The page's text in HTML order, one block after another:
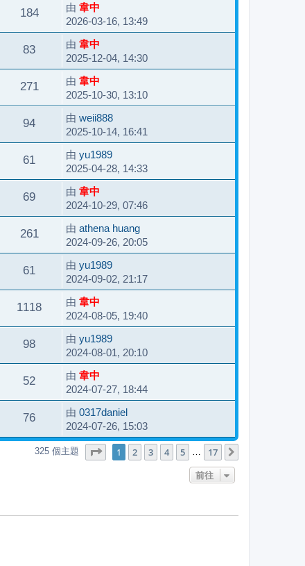
184 由 韋中
2026-03-16, 13:49
83 由 韋中
2025-12-04, 14:30
271 由 韋中
2025-10-30, 13:10
94 由 weii888
2025-10-14, 16:41
61 由 yu1989
2025-04-28, 14:33
69 由 韋中
2024-10-29, 07:46
261 由 athena huang
2024-09-26, 20:05
61 由 yu1989
2024-09-02, 21:17
1118 由 韋中
2024-08-05, 19:40
98 由 yu1989
2024-08-01, 20:10
52 由 韋中
2024-07-27, 18:44
76 由 0317daniel
2024-07-26, 15:03
325 個主題 1頁 (共 17 頁)
1 2 3 4 5 … 17
前往